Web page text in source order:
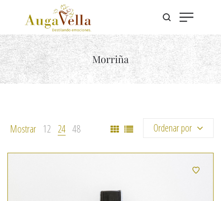
Morriña
Mostrar 12 24 48 Ordenar por